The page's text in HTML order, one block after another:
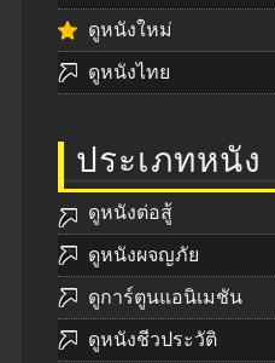
ดูหนังใหม่
ดูหนังไทย
ประเภทหนัง
ดูหนังต่อสู้
ดูหนังผจญภัย
ดูการ์ตูนแอนิเมชัน
ดูหนังชีวประวัติ